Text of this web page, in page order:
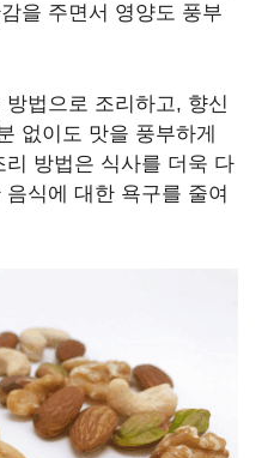
을 주면서 영양도 풍부
법으로 조리하고, 향신
없이도 맛을 풍부하게
방법은 식사를 더욱 다
식에 대한 욕구를 줄여